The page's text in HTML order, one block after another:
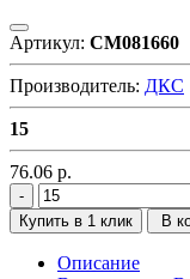
Артикул: CM081660
Производитель: ДКС
15
76.06 р.
Купить в 1 клик В
Описание